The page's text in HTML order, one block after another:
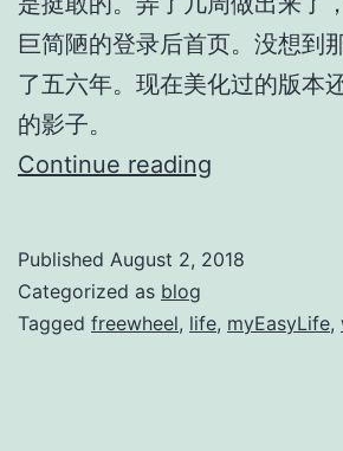
巨简陋的登录后首页。没想到
了五六年。现在美化过的版本
的影子。
Continue reading
Published August 2, 2018
Categorized as blog
Tagged freewheel, life, myEasyLife,